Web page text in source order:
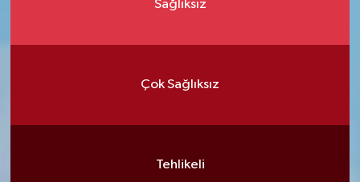
Sağlıksız
Çok Sağlıksız
Tehlikeli